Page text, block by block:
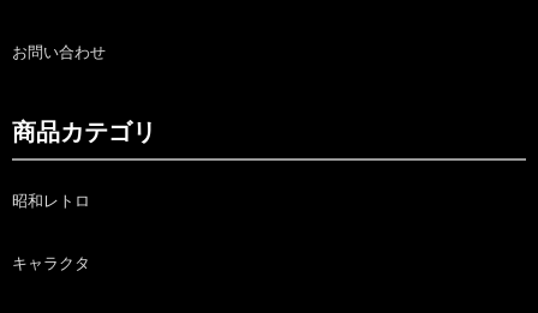
お問い合わせ
商品カテゴリ
昭和レトロ
キャラクタ